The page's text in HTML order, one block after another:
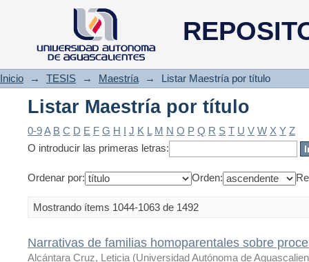
Listar Maestría por título
Inicio → TESIS → Maestría → Listar Maestría por título
Listar Maestría por título
0-9A B C D E F G H I J K L M N O P Q R S T U V W X Y Z
O introducir las primeras letras:
Ordenar por: Orden:
Mostrando ítems 1044-1063 de 1492
Narrativas de familias homoparentales sobre
Alcántara Cruz, Leticia (Universidad Autónoma de